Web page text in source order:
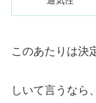
このあたりは決
しいて言うなら